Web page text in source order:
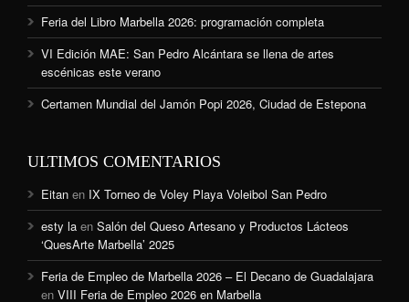
Feria del Libro Marbella 2026: programación completa
VI Edición MAE: San Pedro Alcántara se llena de artes
escénicas este verano
Certamen Mundial del Jamón Popi 2026, Ciudad de Estepona
ULTIMOS COMENTARIOS
Eitan en IX Torneo de Voley Playa Voleibol San Pedro
esty la en Salón del Queso Artesano y Productos Lácteos
‘QuesArte Marbella’ 2025
Feria de Empleo de Marbella 2026 – El Decano de Guadalajara
en VIII Feria de Empleo 2026 en Marbella